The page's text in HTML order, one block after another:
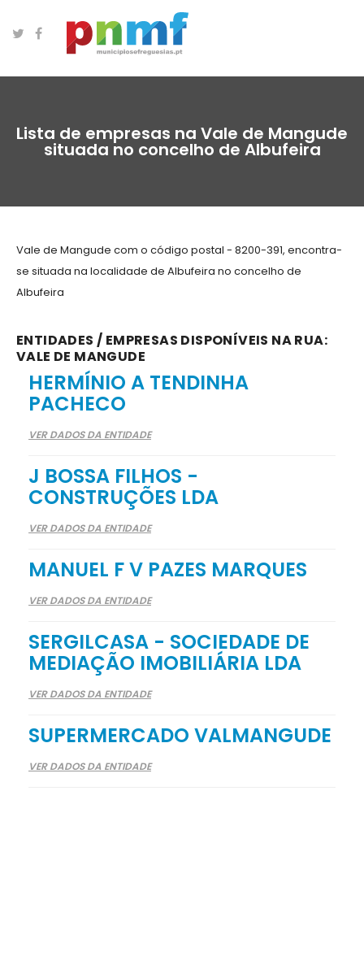
Lista de empresas na Vale de Mangude
situada no concelho de Albufeira
Vale de Mangude com o código postal - 8200-391, encontra-
se situada na localidade de Albufeira no concelho de
Albufeira
ENTIDADES / EMPRESAS DISPONÍVEIS NA RUA:
VALE DE MANGUDE
HERMÍNIO A TENDINHA
PACHECO
VER DADOS DA ENTIDADE
J BOSSA FILHOS -
CONSTRUÇÕES LDA
VER DADOS DA ENTIDADE
MANUEL F V PAZES MARQUES
VER DADOS DA ENTIDADE
SERGILCASA - SOCIEDADE DE
MEDIAÇÃO IMOBILIÁRIA LDA
VER DADOS DA ENTIDADE
SUPERMERCADO VALMANGUDE
VER DADOS DA ENTIDADE